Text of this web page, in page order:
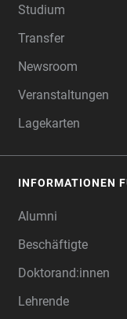
Studium
Transfer
Newsroom
Veranstaltungen
Lagekarten
INFORMATIONEN
Alumni
Beschäftigte
Doktorand:innen
Lehrende